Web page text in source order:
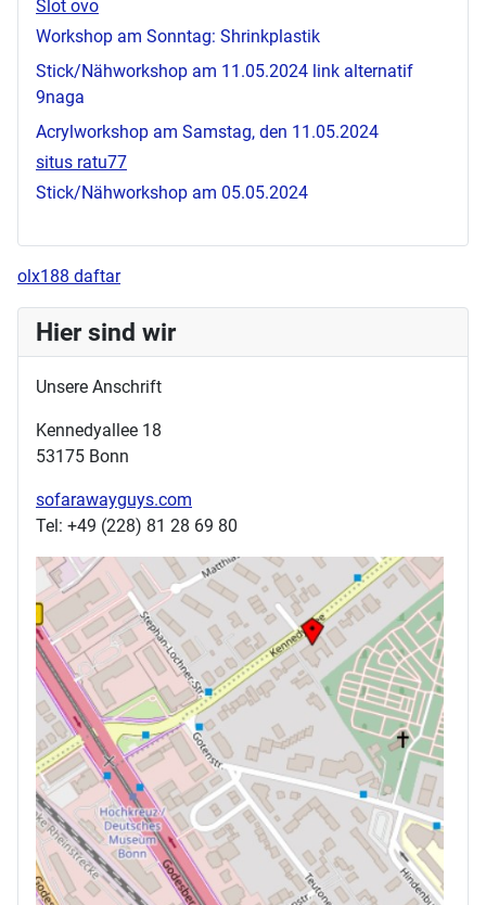
Slot ovo
Workshop am Sonntag: Shrinkplastik
Stick/Nähworkshop am 11.05.2024 link alternatif
9naga
Acrylworkshop am Samstag, den 11.05.2024
situs ratu77
Stick/Nähworkshop am 05.05.2024
olx188 daftar
Hier sind wir
Unsere Anschrift
Kennedyallee 18
53175 Bonn
sofarawayguys.com
Tel: +49 (228) 81 28 69 80